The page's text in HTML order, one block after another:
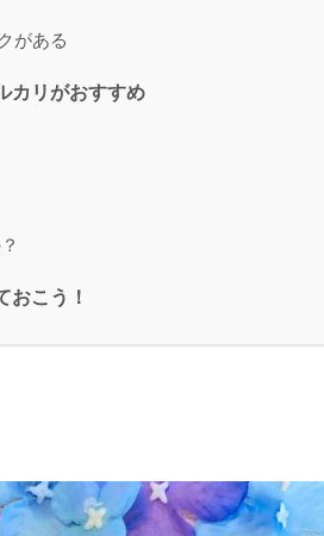
がある
カリがおすすめ
おこう！